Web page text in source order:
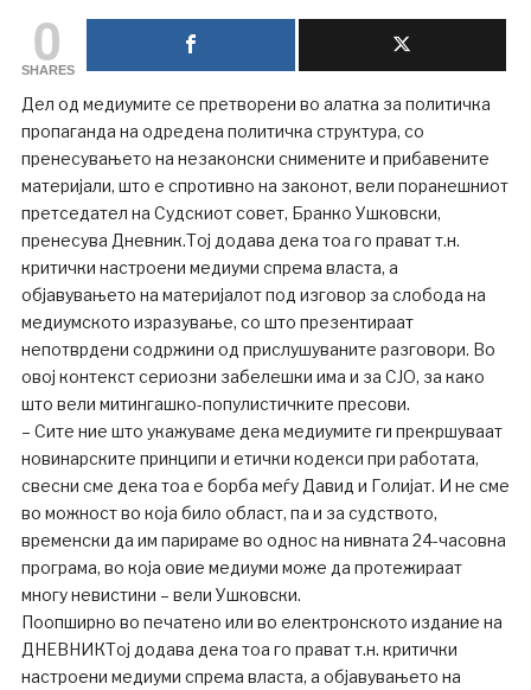
0
SHARES
Дел од медиумите се претворени во алатка за политичка
пропаганда на одредена политичка структура, со
пренесувањето на незаконски снимените и прибавените
материјали, што е спротивно на законот, вели поранешниот
претседател на Судскиот совет, Бранко Ушковски,
пренесува Дневник.Тој додава дека тоа го прават т.н.
критички настроени медиуми спрема власта, а
објавувањето на материјалот под изговор за слобода на
медиумското изразување, со што презентираат
непотврдени содржини од прислушуваните разговори. Во
овој контекст сериозни забелешки има и за СЈО, за како
што вели митингашко-популистичките пресови.
– Сите ние што укажуваме дека медиумите ги прекршуваат
новинарските принципи и етички кодекси при работата,
свесни сме дека тоа е борба меѓу Давид и Голијат. И не сме
во можност во која било област, па и за судството,
временски да им парираме во однос на нивната 24-часовна
програма, во која овие медиуми може да протежираат
многу невистини – вели Ушковски.
Поопширно во печатено или во електронското издание на
ДНЕВНИКТој додава дека тоа го прават т.н. критички
настроени медиуми спрема власта, а објавувањето на